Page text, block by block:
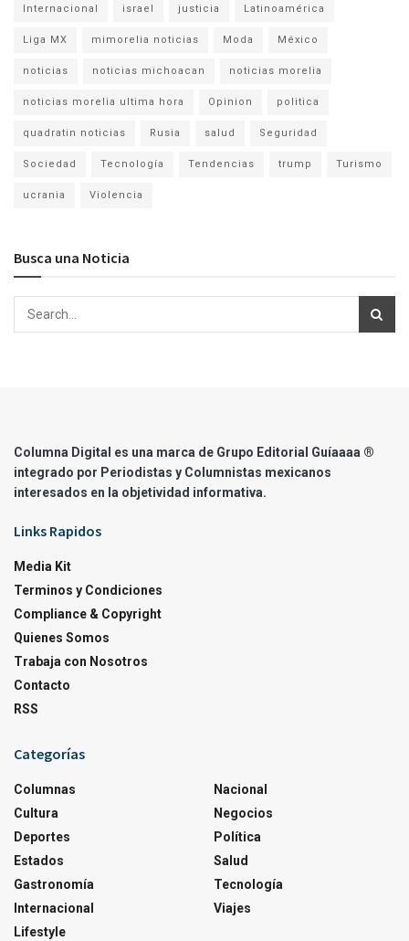
Internacional israel justicia Latinoamérica
Liga MX mimorelia noticias Moda México
noticias noticias michoacan noticias morelia
noticias morelia ultima hora Opinion politica
quadratin noticias Rusia salud Seguridad
Sociedad Tecnología Tendencias trump Turismo
ucrania Violencia
Busca una Noticia
Columna Digital es una marca de Grupo Editorial Guíaaaa ®
integrado por Periodistas y Columnistas mexicanos
interesados en la objetividad informativa.
Links Rapidos
Media Kit
Terminos y Condiciones
Compliance & Copyright
Quienes Somos
Trabaja con Nosotros
Contacto
RSS
Categorías
Columnas
Cultura
Deportes
Estados
Gastronomía
Internacional
Lifestyle
Nacional
Negocios
Política
Salud
Tecnología
Viajes